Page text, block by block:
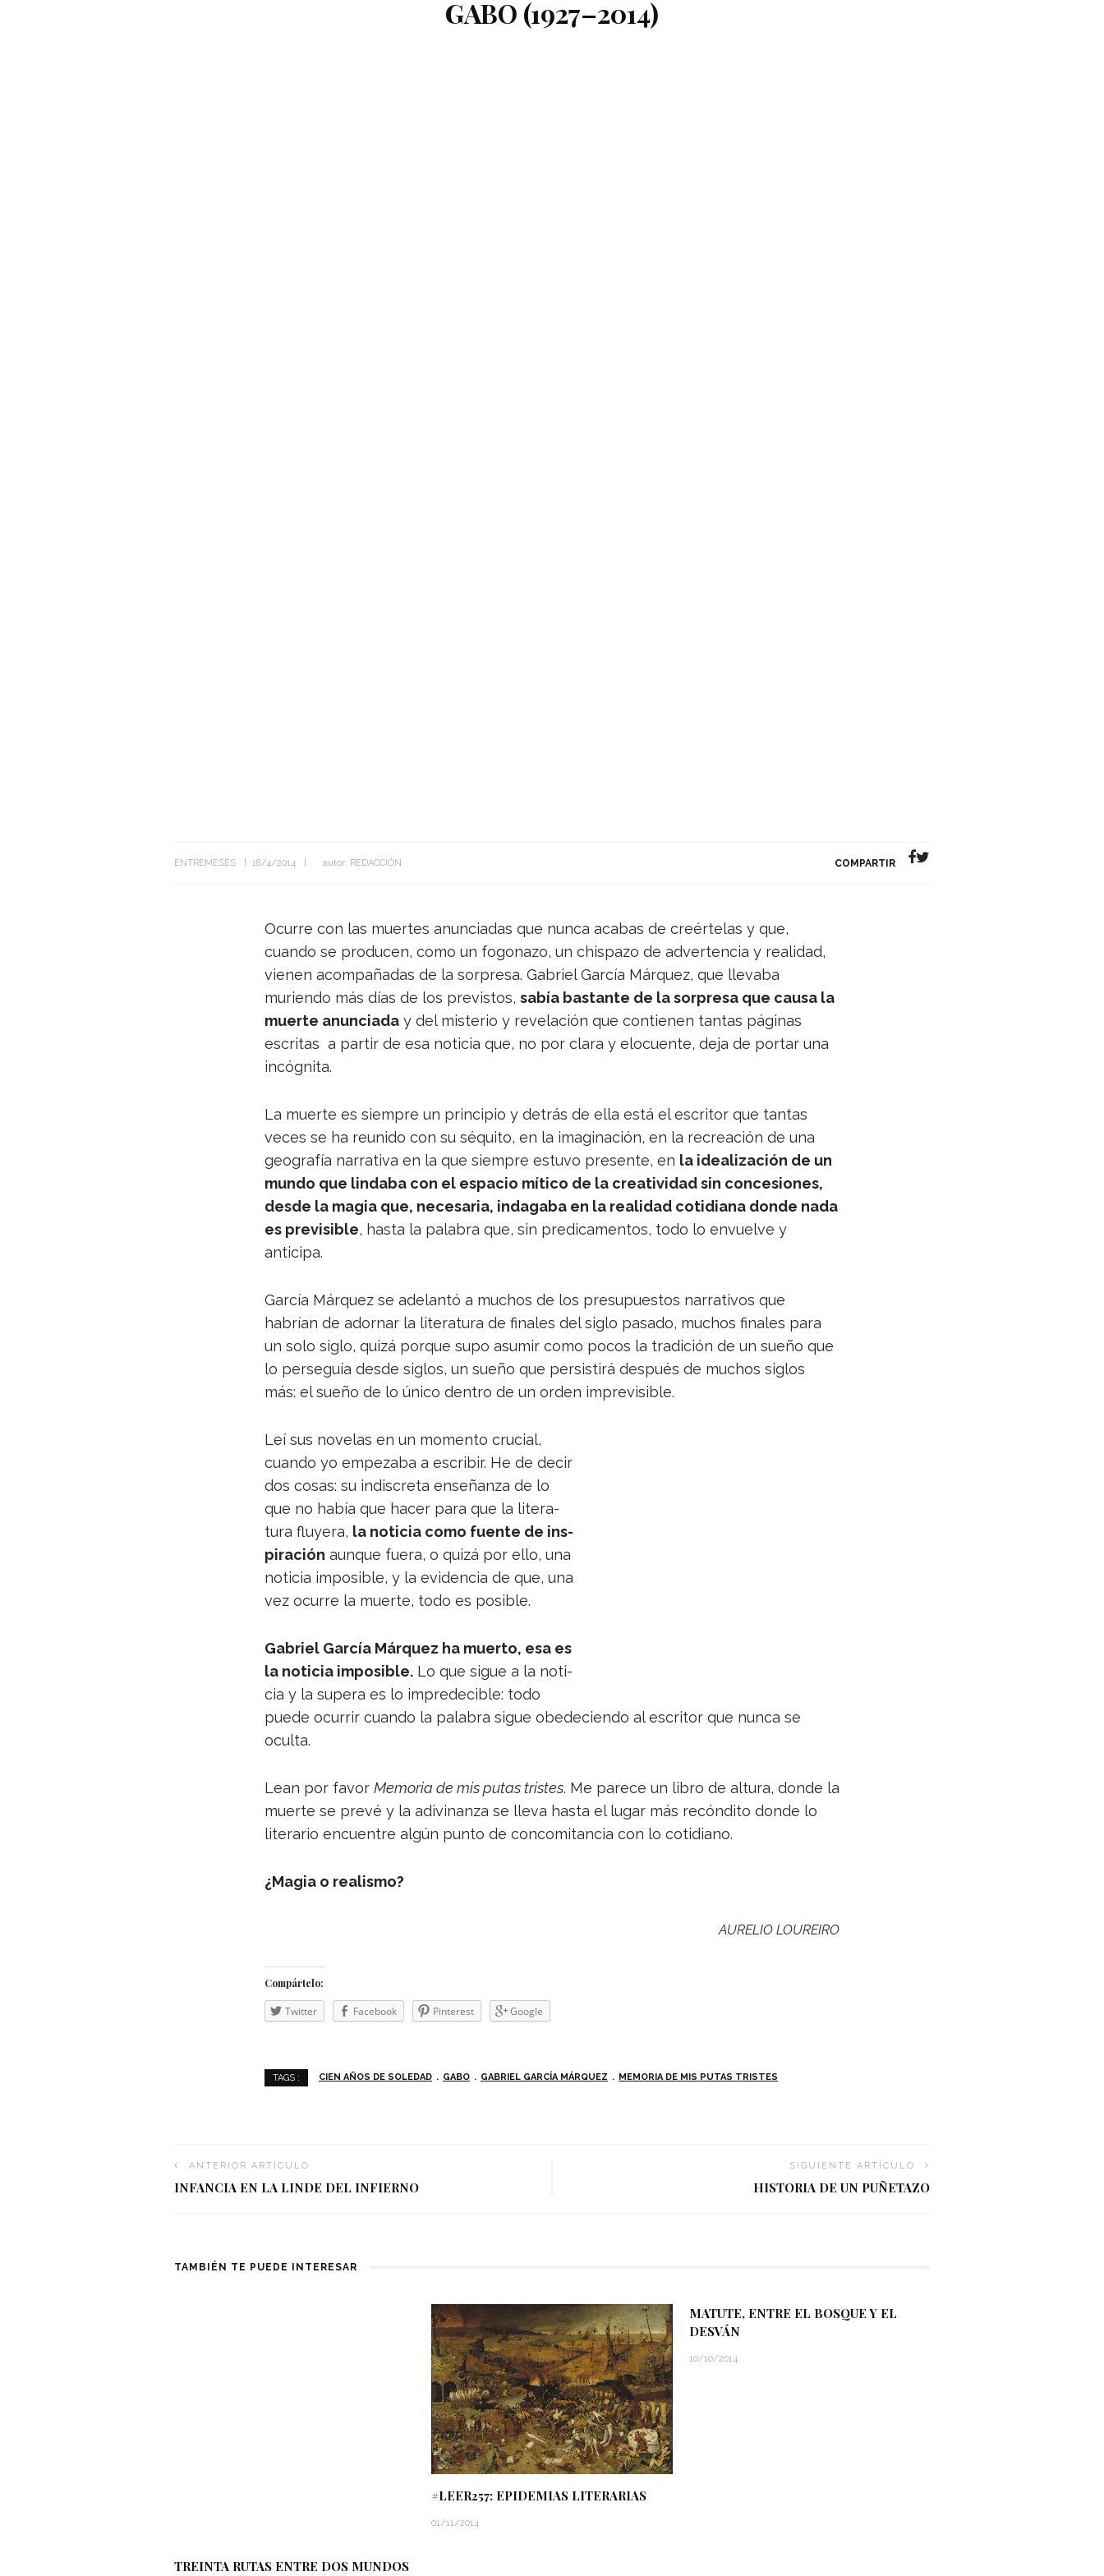
GABO (1927–2014)
ENTREMESES 18/4/2014 autor: REDACCIÓN COMPARTIR
Ocu­rre con las muer­tes anun­cia­das que nunca aca­bas de creér­te­las y que,
cuando se pro­du­cen, como un fogo­nazo, un chis­pazo de adver­ten­cia y reali­dad,
vie­nen acom­pa­ña­das de la sor­presa. Gabriel Gar­cía Már­quez, que lle­vaba
muriendo más días de los pre­vis­tos, sabía bas­tante de la sor­presa que causa la
muerte anun­ciada y del mis­te­rio y reve­la­ción que con­tie­nen tan­tas pági­nas
escri­tas a par­tir de esa noti­cia que, no por clara y elo­cuente, deja de por­tar una
incógnita.
La muerte es siem­pre un prin­ci­pio y detrás de ella está el escri­tor que tan­tas
veces se ha reunido con su séquito, en la ima­gi­na­ción, en la recrea­ción de una
geo­gra­fía narra­tiva en la que siem­pre estuvo pre­sente, en la idea­li­za­ción de un
mundo que lin­daba con el espa­cio mítico de la crea­ti­vi­dad sin con­ce­sio­nes,
desde la magia que, nece­sa­ria, inda­gaba en la reali­dad coti­diana donde nada
es pre­vi­si­ble, hasta la pala­bra que, sin pre­di­ca­men­tos, todo lo envuelve y
anticipa.
Gar­cía Már­quez se ade­lantó a muchos de los pre­su­pues­tos narra­ti­vos que
habrían de ador­nar la lite­ra­tura de fina­les del siglo pasado, muchos fina­les para
un solo siglo, quizá por­que supo asu­mir como pocos la tra­di­ción de un sueño que
lo per­se­guía desde siglos, un sueño que per­sis­tirá des­pués de muchos siglos
más: el sueño de lo único den­tro de un orden imprevisible.
Leí sus nove­las en un momento cru­cial,
cuando yo empe­zaba a escri­bir. He de decir
dos cosas: su indis­creta ense­ñanza de lo
que no había que hacer para que la lite­ra­
tura flu­yera, la noti­cia como fuente de ins­
pi­ra­ción aun­que fuera, o quizá por ello, una
noti­cia impo­si­ble, y la evi­den­cia de que, una
vez ocu­rre la muerte, todo es posible.
Gabriel Gar­cía Már­quez ha muerto, esa es
la noti­cia impo­si­ble. Lo que sigue a la noti­
cia y la supera es lo impre­de­ci­ble: todo
puede ocu­rrir cuando la pala­bra sigue obe­de­ciendo al escri­tor que nunca se
oculta.
Lean por favor Memo­ria de mis putas tris­tes. Me parece un libro de altura, donde la
muerte se prevé y la adi­vi­nanza se lleva hasta el lugar más recón­dito donde lo
lite­ra­rio encuen­tre algún punto de con­co­mi­tan­cia con lo cotidiano.
¿Magia o realismo?
AURELIO LOUREIRO
Com­pár­telo:
Twit­ter Face­book Pin­te­rest Goo­gle
TAGS : CIEN AÑOS DE SOLEDAD GABO GABRIEL GARCÍA MÁRQUEZ MEMORIA DE MIS PUTAS TRISTES
ANTERIOR ARTÍCULO
INFANCIA EN LA LINDE DEL INFIERNO
SIGUIENTE ARTÍCULO
HISTORIA DE UN PUÑETAZO
TAMBIÉN TE PUEDE INTERESAR
TREINTA RUTAS ENTRE DOS MUNDOS
#LEER257: EPIDEMIAS LITERARIAS
01/11/2014
MATUTE, ENTRE EL BOSQUE Y EL
DESVÁN
10/10/2014